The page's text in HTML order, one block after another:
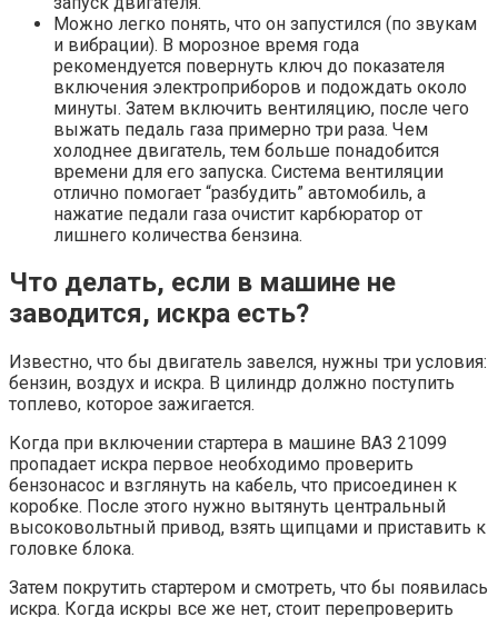
Можно легко понять, что он запустился (по звукам
и вибрации). В морозное время года
рекомендуется повернуть ключ до показателя
включения электроприборов и подождать около
минуты. Затем включить вентиляцию, после чего
выжать педаль газа примерно три раза. Чем
холоднее двигатель, тем больше понадобится
времени для его запуска. Система вентиляции
отлично помогает “разбудить” автомобиль, а
нажатие педали газа очистит карбюратор от
лишнего количества бензина.
Что делать, если в машине не
заводится, искра есть?
Известно, что бы двигатель завелся, нужны три условия:
бензин, воздух и искра. В цилиндр должно поступить
топлево, которое зажигается.
Когда при включении стартера в машине ВАЗ 21099
пропадает искра первое необходимо проверить
бензонасос и взглянуть на кабель, что присоединен к
коробке. После этого нужно вытянуть центральный
высоковольтный привод, взять щипцами и приставить к
головке блока.
Затем покрутить стартером и смотреть, что бы появилась
искра. Когда искры все же нет, стоит перепроверить